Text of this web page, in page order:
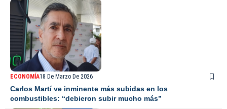
ECONOMÍA18 De Marzo De 2026
Carlos Martí ve inminente más subidas en los
combustibles: “debieron subir mucho más”